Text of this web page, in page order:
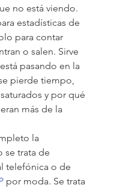
no está viendo.
estadísticas de
para contar
o salen. Sirve
pasando en la
pierde tiempo,
y por qué
más de la
la
se trata de
telefónica o de
por moda. Se trata